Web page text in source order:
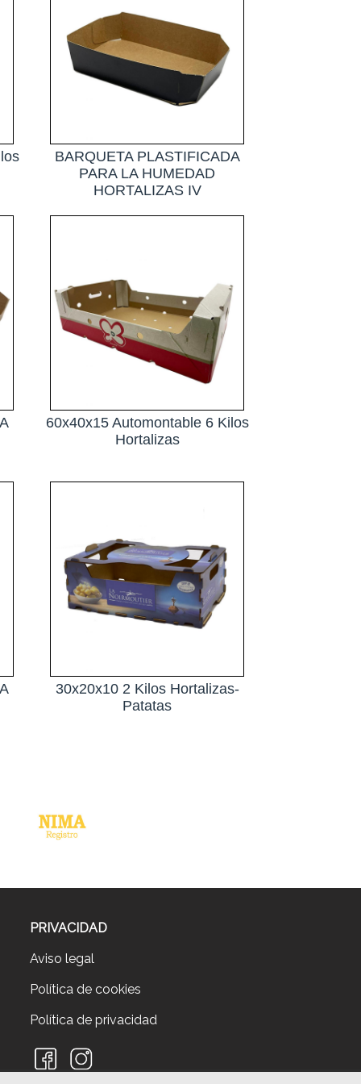
BARQUETA PLASTIFICADA
PARA LA HUMEDAD
HORTALIZAS IV
60x40x15 Automontable 6 Kilos
Hortalizas
30x20x10 2 Kilos Hortalizas-
Patatas
PRIVACIDAD
Aviso legal
Política de cookies
Política de privacidad